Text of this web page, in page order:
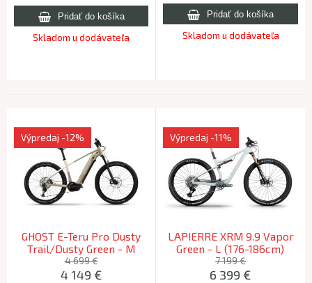
Skladom u dodávateľa Skladom u dodávateľa
GHOST E-Teru Pro Dusty
Trail/Dusty Green - M
2025
Výpredaj -12%
4 699 €
4 149 €
LAPIERRE XRM 9.9 Vapor
Green - L (176-186cm)
2026
Výpredaj -11%
7 199 €
6 399 €